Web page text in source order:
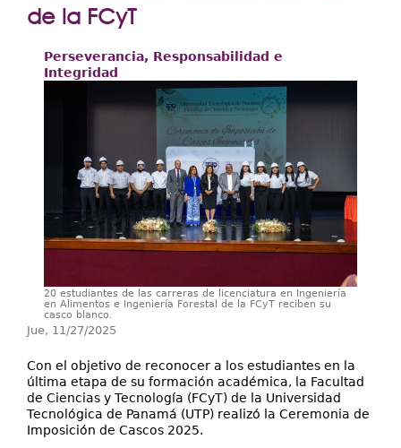
Servicios
Internacional
Transparencia
de la FCyT
Perseverancia, Responsabilidad e
Integridad
20 estudiantes de las carreras de licenciatura en Ingeniería
en Alimentos e Ingeniería Forestal de la FCyT reciben su
casco blanco.
Jue, 11/27/2025
Con el objetivo de reconocer a los estudiantes en la
última etapa de su formación académica, la Facultad
de Ciencias y Tecnología (FCyT) de la Universidad
Tecnológica de Panamá (UTP) realizó la Ceremonia de
Imposición de Cascos 2025.